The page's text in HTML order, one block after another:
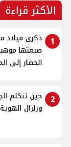
الأكثر قراءة
1
ذكرى ميلاد
صنعتها
الخضار إلى
2
حين تتكلم
وزلزال